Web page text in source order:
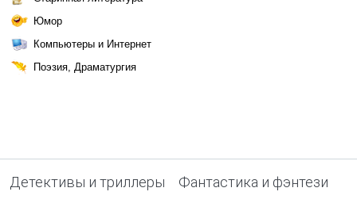
Юмор
Компьютеры и Интернет
Поэзия, Драматургия
Детективы и триллеры Фантастика и фэнтези